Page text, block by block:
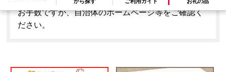
お手数ですが、自治体のホームページ等をご確認く
ださい。